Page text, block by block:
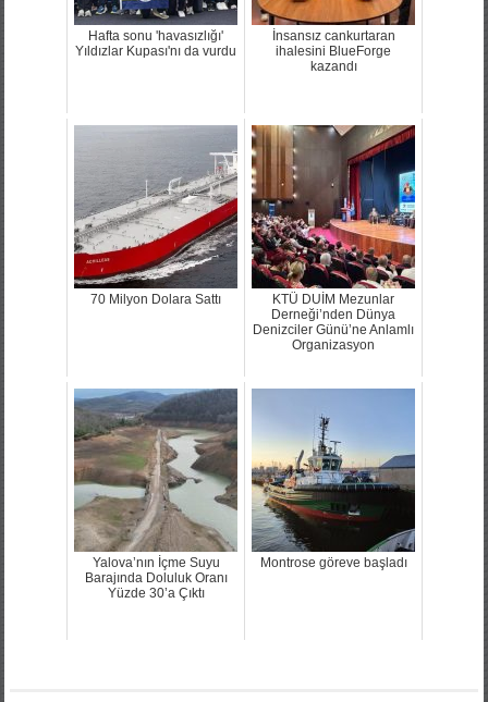
Hafta sonu 'havasızlığı'
Yıldızlar Kupası'nı da vurdu
İnsansız cankurtaran
ihalesini BlueForge
kazandı
70 Milyon Dolara Sattı
KTÜ DUİM Mezunlar
Derneği’nden Dünya
Denizciler Günü’ne Anlamlı
Organizasyon
Yalova’nın İçme Suyu
Barajında Doluluk Oranı
Yüzde 30’a Çıktı
Montrose göreve başladı